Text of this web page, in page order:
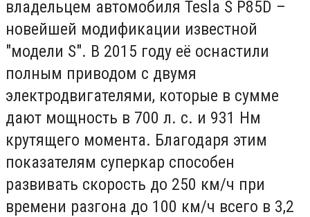
владельцем автомобиля Tesla S P85D –
новейшей модификации известной
"модели S". В 2015 году её оснастили
полным приводом с двумя
электродвигателями, которые в сумме
дают мощность в 700 л. с. и 931 Нм
крутящего момента. Благодаря этим
показателям суперкар способен
развивать скорость до 250 км/ч при
времени разгона до 100 км/ч всего в 3,2